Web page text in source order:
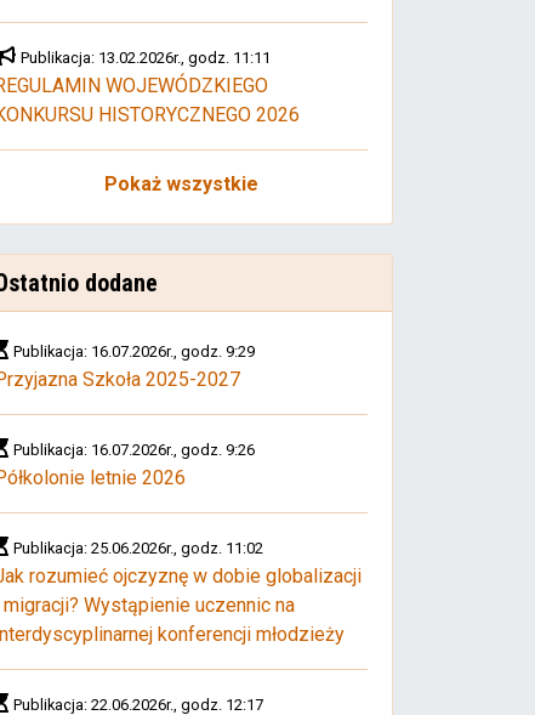
Publikacja: 13.02.2026r., godz. 11:11
WOJEWÓDZKIEGO
HISTORYCZNEGO 2026
Pokaż wszystkie
dodane
Publikacja: 16.07.2026r., godz. 9:29
Szkoła 2025-2027
Publikacja: 16.07.2026r., godz. 9:26
letnie 2026
Publikacja: 25.06.2026r., godz. 11:02
rozumieć ojczyznę w dobie globalizacji
migracji? Wystąpienie uczennic na
konferencji młodzieży
Publikacja: 22.06.2026r., godz. 12:17